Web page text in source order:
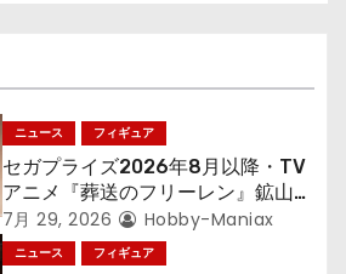
ニュース フィギュア
セガプライズ2026年8月以降・TV
アニメ『葬送のフリーレン』鉱山で
300年働くことになっっちゃった
「フリーレン」を立体化！
7月 29, 2026 Hobby-Maniax
ニュース フィギュア